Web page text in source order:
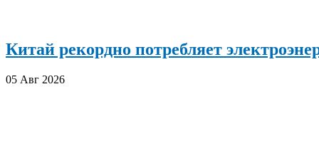
Китай рекордно потребляет
05 Авг 2026